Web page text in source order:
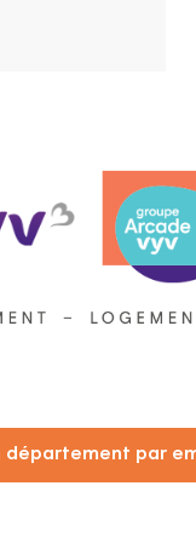
département par